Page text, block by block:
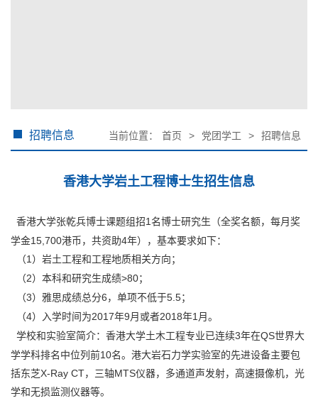
招聘信息 当前位置： 首页 > 党团学工 > 招聘信息
香港大学岩土工程博士生招生信息
香港大学张乾兵博士课题组招1名博士研究生（全奖名额，每月奖
学金15,700港币，共资助4年），基本要求如下：
（1）岩土工程和工程地质相关方向；
（2）本科和研究生成绩>80；
（3）雅思成绩总分6，单项不低于5.5；
（4）入学时间为2017年9月或者2018年1月。
学校和实验室简介：香港大学土木工程专业已连续3年在QS世界大
学学科排名中位列前10名。港大岩石力学实验室的先进设备主要包
括东芝X-Ray CT，三轴MTS仪器，多通道声发射，高速摄像机，光
学和无损监测仪器等。